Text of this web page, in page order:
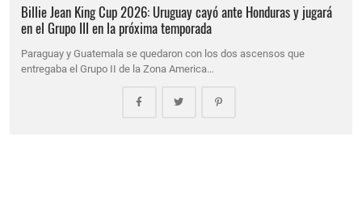
Billie Jean King Cup 2026: Uruguay cayó ante Honduras y jugará
en el Grupo III en la próxima temporada
Paraguay y Guatemala se quedaron con los dos ascensos que
entregaba el Grupo II de la Zona America…